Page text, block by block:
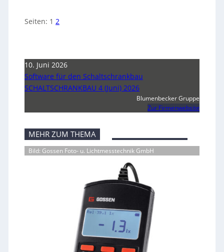
Seiten: 1 2
10. Juni 2026
Software für den Schaltschrankbau
SCHALTSCHRANKBAU 4 (Juni) 2026
Blumenbecker Gruppe
Zur Firmenwebsite
MEHR ZUM THEMA
Bild: Gossen Foto- u. Lichtmesstechnik GmbH